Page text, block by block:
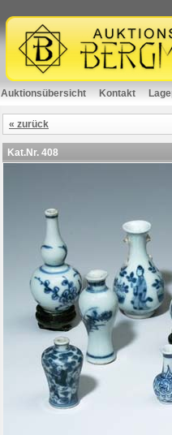
Auktionsübersicht Kontakt
« zurück
Kat.Nr. 408